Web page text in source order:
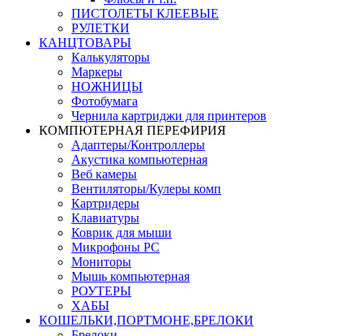
ПИСТОЛЕТЫ КЛЕЕВЫЕ
РУЛЕТКИ
КАНЦТОВАРЫ
Калькуляторы
Маркеры
НОЖНИЦЫ
Фотобумага
Чернила картриджи для принтеров
КОМПЮТЕРНАЯ ПЕРЕФИРИЯ
Адаптеры/Контроллеры
Акустика компьютерная
Веб камеры
Вентиляторы/Кулеры комп
Картридеры
Клавиатуры
Коврик для мыши
Микрофоны PC
Мониторы
Мышь компьютерная
РОУТЕРЫ
ХАБЫ
КОШЕЛЬКИ,ПОРТМОНЕ,БРЕЛОКИ